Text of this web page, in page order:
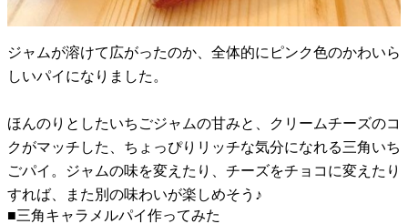
ジャムが溶けて広がったのか、全体的にピンク色のかわいら
しいパイになりました。
ほんのりとしたいちごジャムの甘みと、クリームチーズのコ
クがマッチした、ちょっぴりリッチな気分になれる三角いち
ごパイ。ジャムの味を変えたり、チーズをチョコに変えたり
すれば、また別の味わいが楽しめそう♪
■三角キャラメルパイ作ってみた